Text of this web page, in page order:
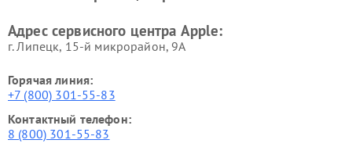
Адрес сервисного центра Apple:
г. Липецк, 15-й микрорайон, 9А
Горячая линия:
+7 (800) 301-55-83
Контактный телефон:
8 (800) 301-55-83